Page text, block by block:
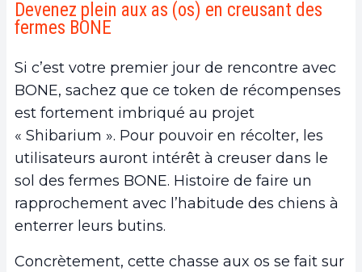
Devenez plein aux as (os) en creusant des
fermes BONE
Si c’est votre premier jour de rencontre avec
BONE, sachez que ce token de récompenses
est fortement imbriqué au projet
« Shibarium ». Pour pouvoir en récolter, les
utilisateurs auront intérêt à creuser dans le
sol des fermes BONE. Histoire de faire un
rapprochement avec l’habitude des chiens à
enterrer leurs butins.
Concrètement, cette chasse aux os se fait sur